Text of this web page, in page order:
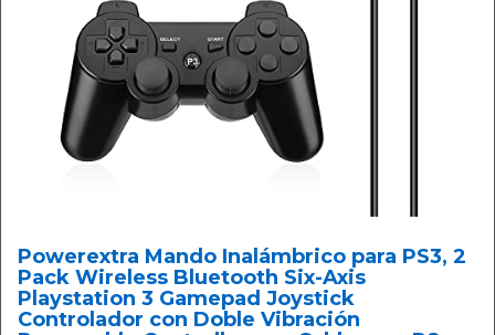
Powerextra Mando Inalámbrico para PS3, 2
Pack Wireless Bluetooth Six-Axis
Playstation 3 Gamepad Joystick
Controlador con Doble Vibración